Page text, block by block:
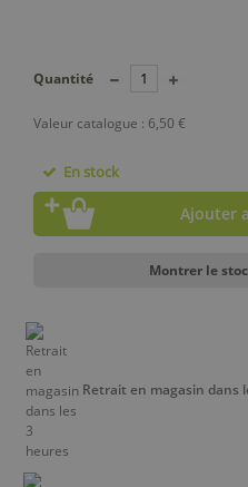
Quantité
Valeur catalogue : 6,50 €
En stock
Ajouter
Montrer le
Retrait en magasin dans